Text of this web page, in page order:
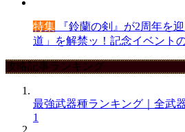
特集 『鈴蘭の剣』が2周年を
道」を解禁ッ！記念イベント
攻略記事ランキング
最強武器種ランキング｜全武
1